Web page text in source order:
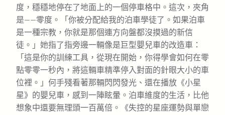
度，穩穩地停在了地面上的一個停車格中。這次，夾角
是——零度。「你被分配給我的泊車學徒了。如果泊車
是一種宗教，你就是那個連方向盤都沒摸過的新信
徒。」她指了指旁邊一輛像是巨型嬰兒車的改造車：
「這是你的訓練工具，從現在開始，你得學會如何在零
點零零一秒內，將這輛車精準停入對面的針眼大小的車
位裡。」何手殘看著那輛閃閃發光、還在播放《小星
星》的嬰兒車，感到一陣眩暈。泊車維度的生活，比他
想象中還要無理頭一百萬倍。《失控的星座運勢與單戀